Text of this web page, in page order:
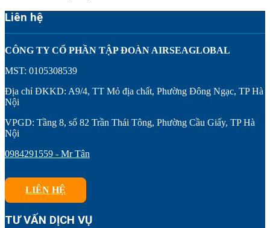
Liên hệ
CÔNG TY CỔ PHẦN TẬP ĐOÀN AIRSEAGLOBAL
MST: 0105308539
Địa chỉ ĐKKD: A9/4, TT Mỏ địa chất, Phường Đông Ngạc, TP Hà
Nội
VPGD: Tầng 8, số 82 Trần Thái Tông, Phường Cầu Giấy, TP Hà
Nội
0984291559 - Mr Tân
LIÊN HỆ
TƯ VẤN DỊCH VỤ